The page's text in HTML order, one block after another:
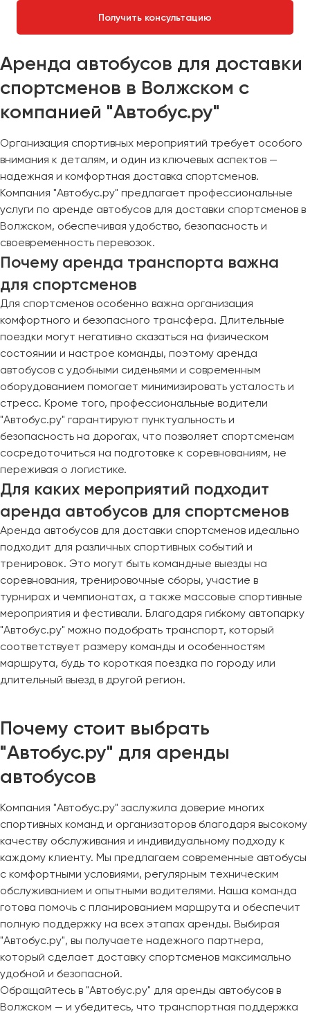
Получить консультацию
Аренда автобусов для доставки
спортсменов в Волжском с
компанией "Автобус.ру"
Организация спортивных мероприятий требует особого
внимания к деталям, и один из ключевых аспектов —
надежная и комфортная доставка спортсменов.
Компания "Автобус.ру" предлагает профессиональные
услуги по аренде автобусов для доставки спортсменов в
Волжском, обеспечивая удобство, безопасность и
своевременность перевозок.
Почему аренда транспорта важна
для спортсменов
Для спортсменов особенно важна организация
комфортного и безопасного трансфера. Длительные
поездки могут негативно сказаться на физическом
состоянии и настрое команды, поэтому аренда
автобусов с удобными сиденьями и современным
оборудованием помогает минимизировать усталость и
стресс. Кроме того, профессиональные водители
"Автобус.ру" гарантируют пунктуальность и
безопасность на дорогах, что позволяет спортсменам
сосредоточиться на подготовке к соревнованиям, не
переживая о логистике.
Для каких мероприятий подходит
аренда автобусов для спортсменов
Аренда автобусов для доставки спортсменов идеально
подходит для различных спортивных событий и
тренировок. Это могут быть командные выезды на
соревнования, тренировочные сборы, участие в
турнирах и чемпионатах, а также массовые спортивные
мероприятия и фестивали. Благодаря гибкому автопарку
"Автобус.ру" можно подобрать транспорт, который
соответствует размеру команды и особенностям
маршрута, будь то короткая поездка по городу или
длительный выезд в другой регион.
Почему стоит выбрать
"Автобус.ру" для аренды
автобусов
Компания "Автобус.ру" заслужила доверие многих
спортивных команд и организаторов благодаря высокому
качеству обслуживания и индивидуальному подходу к
каждому клиенту. Мы предлагаем современные автобусы
с комфортными условиями, регулярным техническим
обслуживанием и опытными водителями. Наша команда
готова помочь с планированием маршрута и обеспечит
полную поддержку на всех этапах аренды. Выбирая
"Автобус.ру", вы получаете надежного партнера,
который сделает доставку спортсменов максимально
удобной и безопасной.
Обращайтесь в "Автобус.ру" для аренды автобусов в
Волжском — и убедитесь, что транспортная поддержка